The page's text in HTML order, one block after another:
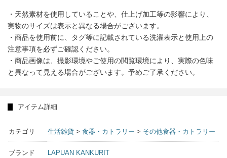
・天然素材を使用していることや、仕上げ加工等の影響により、
実物のサイズは表示と異なる場合がございます。
・商品を使用前に、タグ等に記載されている洗濯表示と使用上の
注意事項を必ずご確認ください。
・商品画像は、撮影環境やご使用の閲覧環境により、実際の色味
と異なって見える場合がございます。予めご了承ください。
アイテム詳細
カテゴリ 生活雑貨 > 食器・カトラリー > その他食器・カトラリー
ブランド LAPUAN KANKURIT